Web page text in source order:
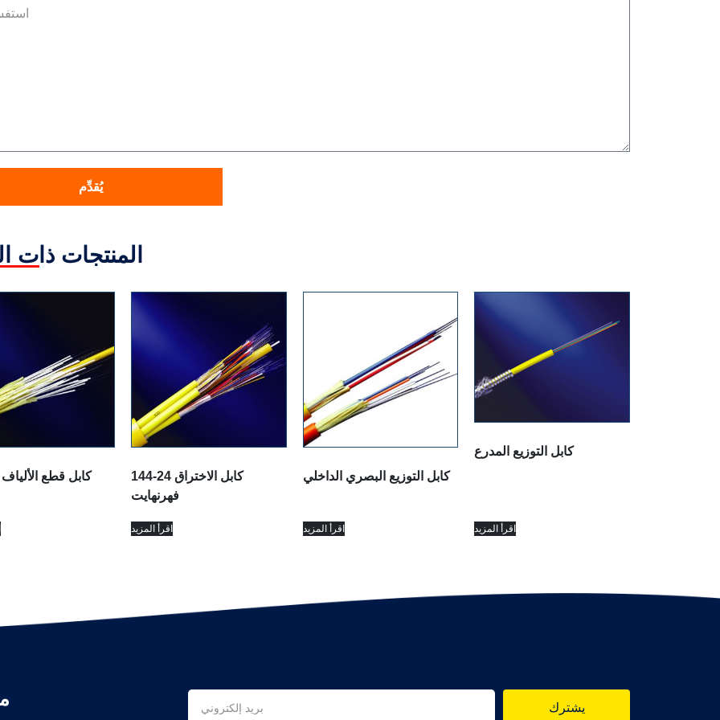
يُقدِّم
المنتجات ذات
كابل قطع الألياف
كابل الاختراق 24-144
فهرنهايت
اقرأ المزيد
كابل التوزيع البصري الداخلي
اقرأ المزيد
كابل التوزيع المدرع
اقرأ المزيد
يشترك